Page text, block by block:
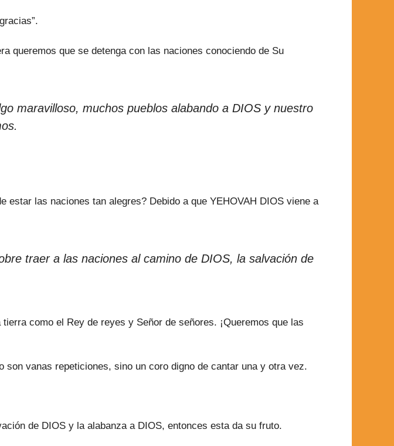
queremos que se detenga con las naciones conociendo de Su
maravilloso, muchos pueblos alabando a DIOS y nuestro
estar las naciones tan alegres? Debido a que YEHOVAH DIOS viene a
traer a las naciones al camino de DIOS, la salvación de
como el Rey de reyes y Señor de señores. ¡Queremos que las
vanas repeticiones, sino un coro digno de cantar una y otra vez.
de DIOS y la alabanza a DIOS, entonces esta da su fruto.